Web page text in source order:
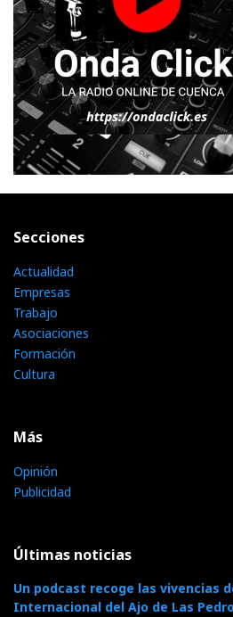
Secciones
Actualidad
Empresas
Trabajo
Asociaciones
Formación
Cultura
Más
Opinión
Publicidad
Últimas noticias
Un podcast recoge las vivencias
Internacional del Ajo de Las